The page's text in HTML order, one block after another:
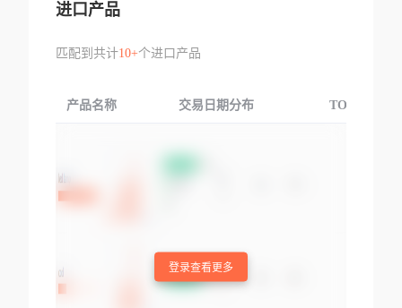
进口产品
匹配到共计10+个进口产品
产品名称 交易日期分布 TOP3交易国
登录查看更多